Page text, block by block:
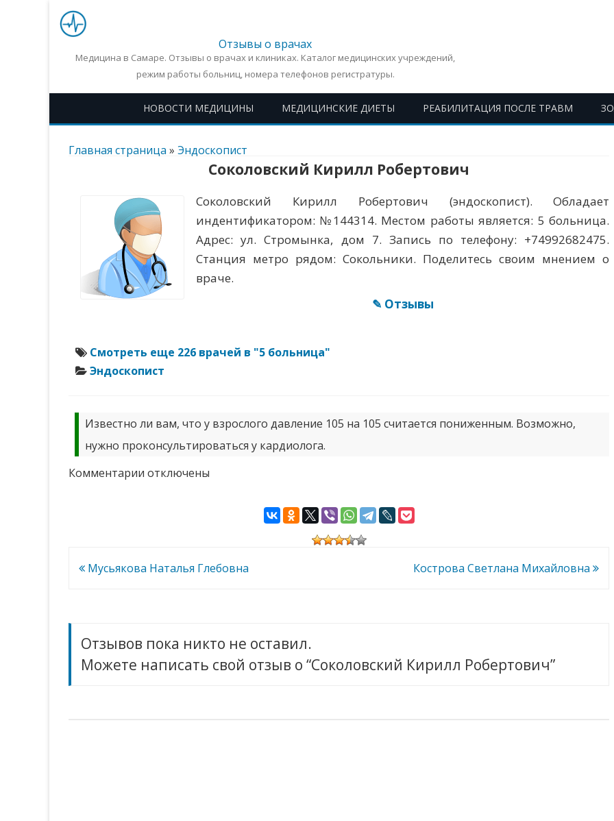
Отзывы о врачах
Медицина в Самаре. Отзывы о врачах и клиниках. Каталог медицинских учреждений,
режим работы больниц, номера телефонов регистратуры.
НОВОСТИ МЕДИЦИНЫ МЕДИЦИНСКИЕ ДИЕТЫ РЕАБИЛИТАЦИЯ ПОСЛЕ ТРАВМ
Перейти
Главная страница » Эндоскопист
Соколовский Кирилл Робертович
Соколовский Кирилл Робертович (эндоскопист). Обладает
индентификатором: №144314. Местом работы является: 5 больница.
Адрес: ул. Стромынка, дом 7. Запись по телефону: +74992682475.
Станция метро рядом: Сокольники. Поделитесь своим мнением о
враче.
✎ Отзывы
Смотреть еще 226 врачей в "5 больница"
Эндоскопист
Известно ли вам, что у взрослого давление 105 на 105 считается пониженным. Возможно,
нужно проконсультироваться у кардиолога.
Комментарии котключены
Навигация
Мусьякова Наталья Глебовна Кострова Светлана Михайловна
Отзывов пока никто не оставил.
Можете написать свой отзыв о “Соколовский Кирилл Робертович”